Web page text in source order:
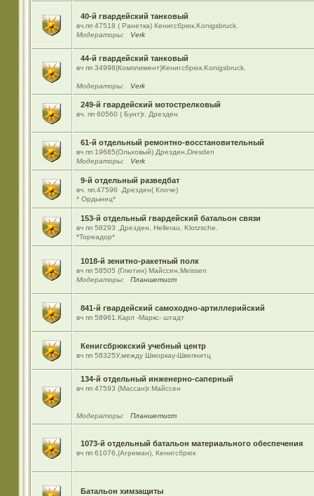
40-й гвардейский танковый
вч.пп 47518 ( Ранетка) Кенигсбрюк.Konigsbruck.
Модераторы:
Verk
44-й гвардейский танковый
вч пп 34998(Комплимент)Кенигсбрюк.Konigsbruck.
Модераторы: Verk
249-й гвардейский мотострелковый
вч. пп 60560 ( Бунт)г. Дрезден
61-й отдельный ремонтно-восстановительный
вч пп 19685(Ольховый) Дрезден,Dresden
Модераторы:
Verk
9-й отдельный разведбат
вч. пп.47596 .Дрезден( Клоче)
* Ордынец*
153-й отдельный гвардейский батальон связи
вч пп 58293 ,Дрезден, Hellerau, Klotzsche.
*Тореадор*
1018-й зенитно-ракетный полк
вч пп 58505 (Глютин) Майсcен,Meissen
Модераторы:
Планшетист
841-й гвардейский самоходно-артиллерийский
вч пп 58961.Карл -Маркс- штадт
Кенигсбрюкский учебный центр
вч пп 58325У,между Шморкау-Швепнитц
134-й отдельный инженерно-саперный
вч пп 47593 (Массан)г.Майссен
Модераторы: Планшетист
1073-й отдельный батальон материального обеспечения
вч пп 61076,(Агреман), Кенигсбрюк
Батальон химзащиты